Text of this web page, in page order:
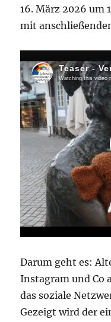
16. März 2026 um
mit
Darum geht es:
Instagram und Co
das soziale
Gezeigt wird der